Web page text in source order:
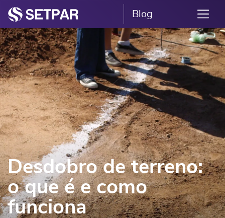
Blog
Desdobro de terreno:
o que é e como
funciona